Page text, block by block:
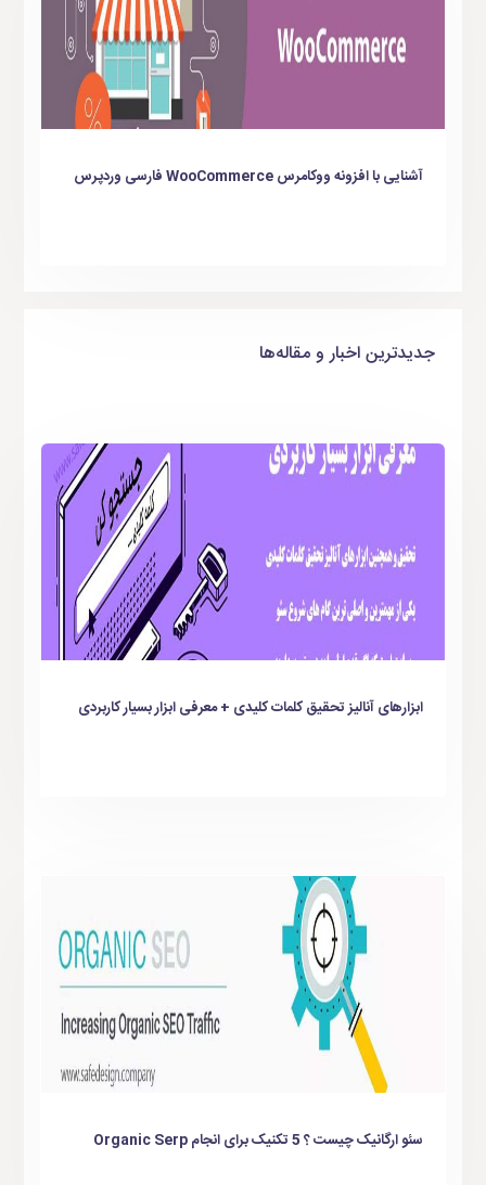
آشنایی با افزونه ووکامرس WooCommerce فارسی وردپرس
جدیدترین اخبار و مقاله‌ها
ابزارهای آنالیز تحقیق کلمات کلیدی + معرفی ابزار بسیار کاربردی
سئو ارگانیک چیست ؟ 5 تکنیک برای انجام Organic Serp